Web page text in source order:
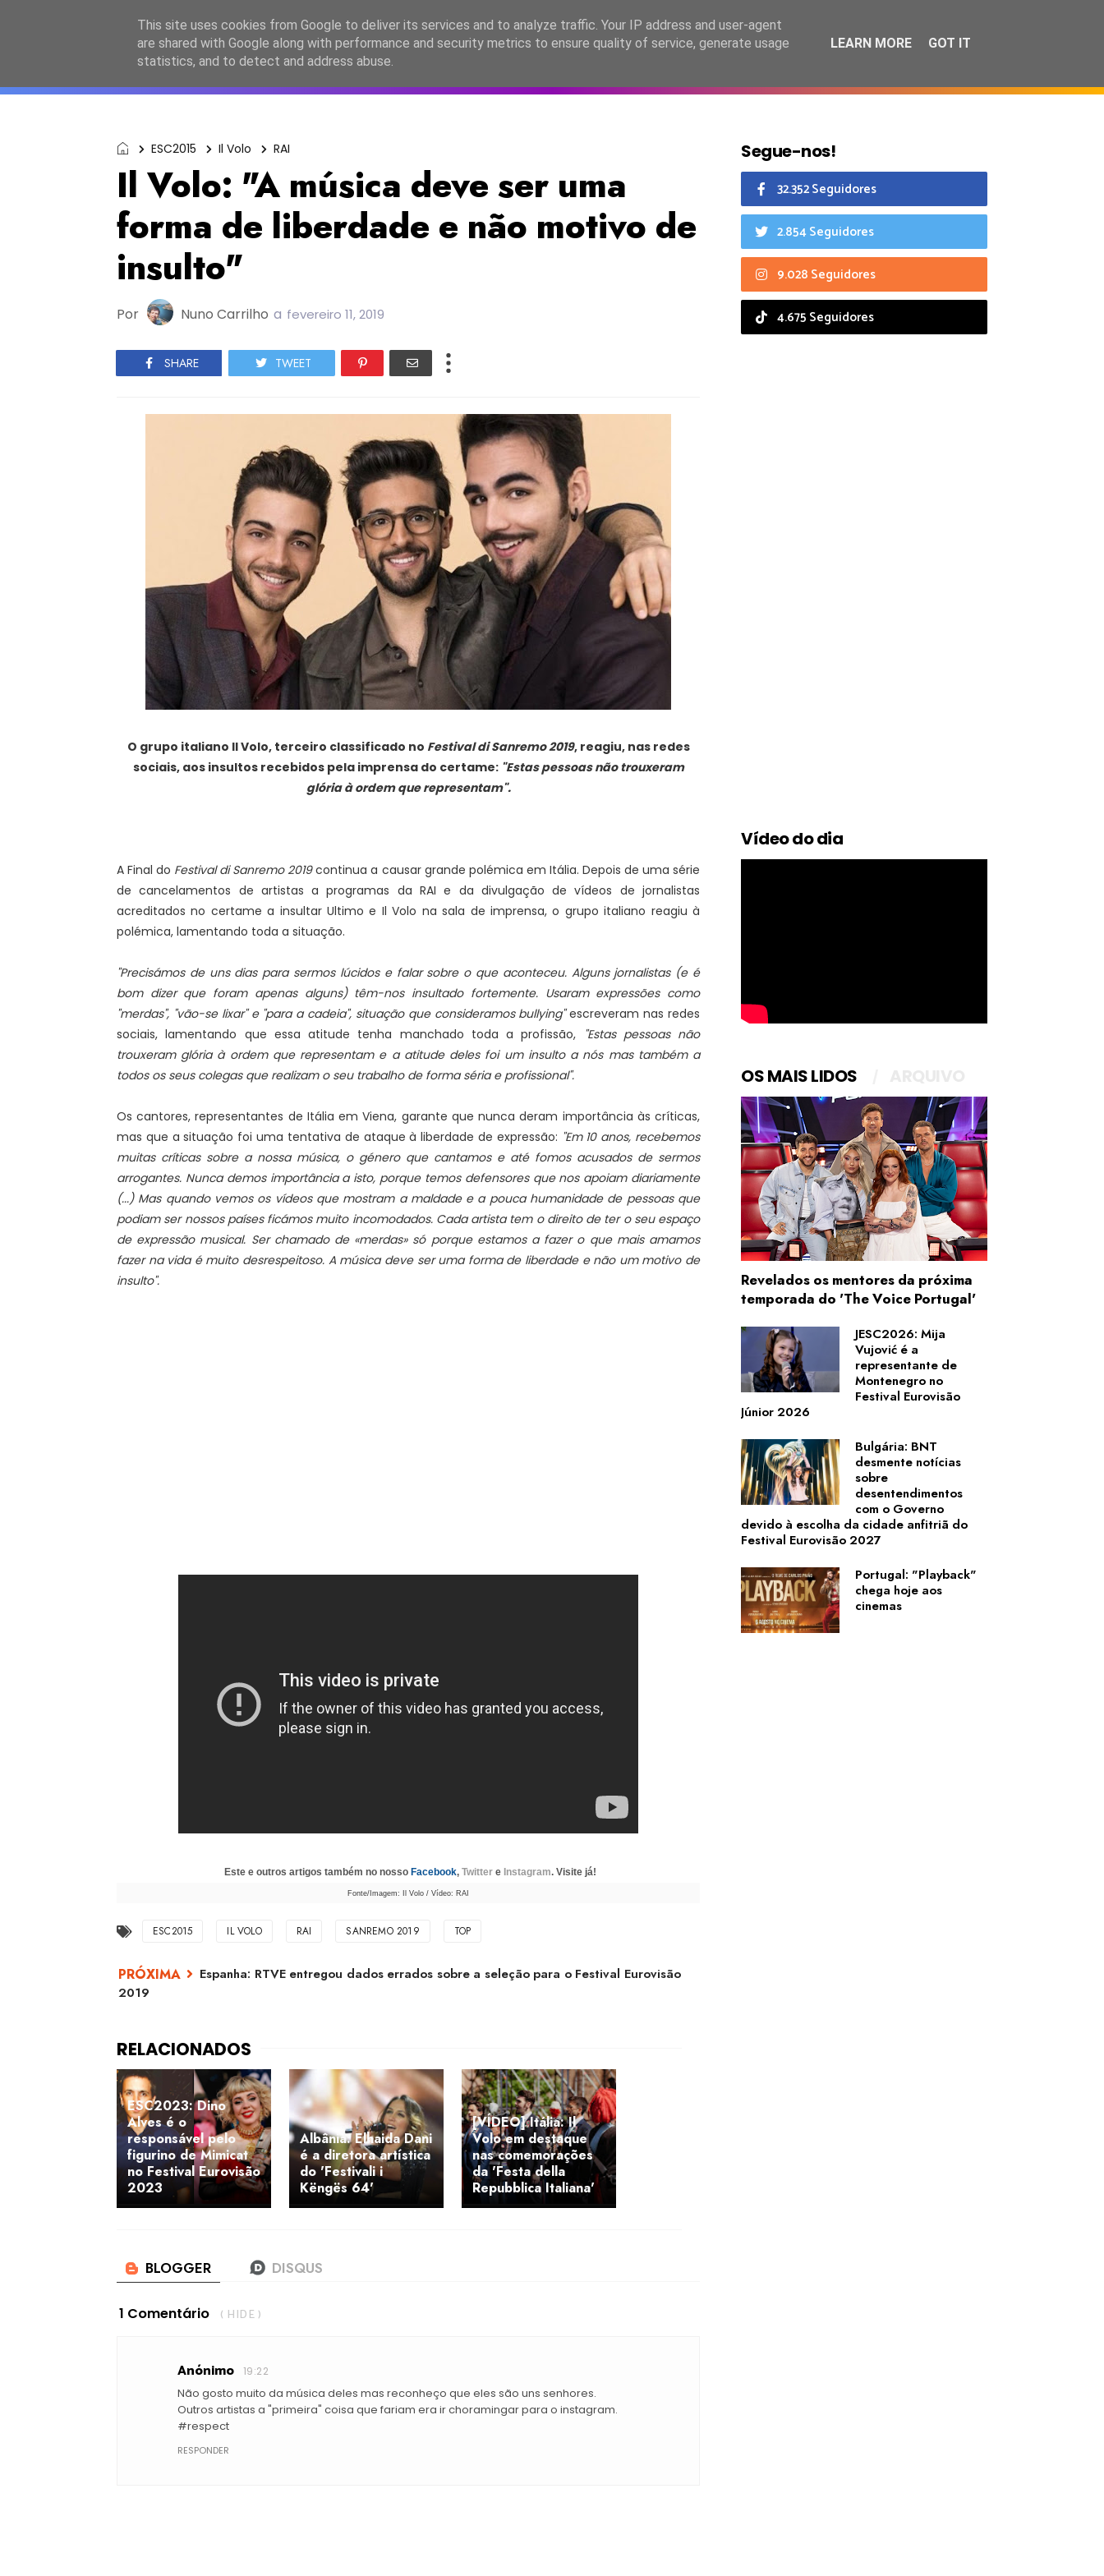
ESC2027 JESC2026 FC2026 EASC2026 PORTUGAL LANÇAMENTOS ESPECIAIS CALENDÁRIO
ESC2015 Il Volo RAI
Il Volo: "A música deve ser uma
forma de liberdade e não motivo de
insulto"
Por Nuno Carrilho a fevereiro 11, 2019
SHARE TWEET
O grupo italiano Il Volo, terceiro classificado no Festival di Sanremo 2019, reagiu, nas redes
sociais, aos insultos recebidos pela imprensa do certame: "Estas pessoas não trouxeram
glória à ordem que representam".
A Final do Festival di Sanremo 2019continua a causar grande polémica em Itália. Depois de uma série
de cancelamentos de artistas a programas da RAI e da divulgação de vídeos de jornalistas
acreditados no certame a insultar Ultimo e Il Volo na sala de imprensa, o grupo italiano reagiu à
polémica, lamentando toda a situação.
"Precisámos de uns dias para sermos lúcidos e falar sobre o que aconteceu. Alguns jornalistas (e é
bom dizer que foram apenas alguns) têm-nos insultado fortemente. Usaram expressões como
"merdas", "vão-se lixar" e "para a cadeia", situação que consideramos bullying"escreveram nas redes
sociais, lamentando que essa atitude tenha manchado toda a profissão, "Estas pessoas não
trouxeram glória à ordem que representam e a atitude deles foi um insulto a nós mas também a
todos os seus colegas que realizam o seu trabalho de forma séria e profissional".
Os cantores, representantes de Itália em Viena, garante que nunca deram importância às críticas,
mas que a situação foi uma tentativa de ataque à liberdade de expressão: "Em 10 anos, recebemos
muitas críticas sobre a nossa música, o género que cantamos e até fomos acusados de sermos
arrogantes. Nunca demos importância a isto, porque temos defensores que nos apoiam diariamente
(...) Mas quando vemos os vídeos que mostram a maldade e a pouca humanidade de pessoas que
podiam ser nossos países ficámos muito incomodados. Cada artista tem o direito de ter o seu espaço
de expressão musical. Ser chamado de «merdas» só porque estamos a fazer o que mais amamos
fazer na vida é muito desrespeitoso. A música deve ser uma forma de liberdade e não um motivo de
insulto".
Este e outros artigos também no nosso Facebook, Twittere Instagram. Visite já!
Fonte/Imagem: Il Volo / Vídeo: RAI
ESC2015 IL VOLO RAI SANREMO 2019 TOP
Espanha: RTVE entregou dados errados sobre a seleção para o Festival Eurovisão
2019
ESC2023: Dino
Alves é o
responsável pelo
figurino de Mimicat
no Festival Eurovisão
2023
Albânia: Elhaida Dani
é a diretora artística
do 'Festivali i
Këngës 64'
[VÍDEO] Itália: Il
Volo em destaque
nas comemorações
da 'Festa della
Repubblica Italiana'
1 Comentário ( HIDE )
Anónimo 19:22
Não gosto muito da música deles mas reconheço que eles são uns senhores.
Outros artistas a "primeira" coisa que fariam era ir choramingar para o instagram.
#respect
RESPONDER
Segue-nos!
32.352 Seguidores
2.854 Seguidores
9.028 Seguidores
4.675 Seguidores
Vídeo do dia
OS MAIS LIDOS
Revelados os mentores da próxima
temporada do 'The Voice Portugal'
JESC2026: Mija
Vujović é a
representante de
Montenegro no
Festival Eurovisão
Júnior 2026
Bulgária: BNT
desmente notícias
sobre
desentendimentos
com o Governo
devido à escolha da cidade anfitriã do
Festival Eurovisão 2027
Portugal: "Playback"
chega hoje aos
cinemas
This site uses cookies from Google to deliver its services and to analyze traffic. Your IP address and user-agent
are shared with Google along with performance and security metrics to ensure quality of service, generate usage
statistics, and to detect and address abuse.
LEARN MORE GOT IT